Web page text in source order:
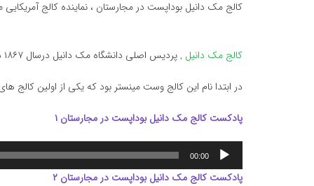
کالج مک دانیل بوداپست در مجارستان ، نماینده کالج
کالج مک دانیل , پردیس اصلی دانشگاه مک دانیل درسال ۱۸۶۷ در فاصله کمی از واشنگتن در مریلند آمریکا تاسیس گشت.
در ابتدا نام این کالج وست مینستر بود که یکی از اولین کالج
پادکست کالج مک دانیل بوداپست در مجارستان ۱
پخش‌کننده
صوت
00:00
پادکست کالج مک دانیل بوداپست در مجارستان ۲